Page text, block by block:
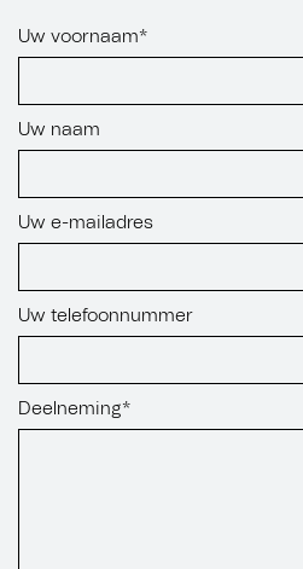
Uw voornaam*
Uw naam
Uw e-mailadres
Uw telefoonnummer
Deelneming*